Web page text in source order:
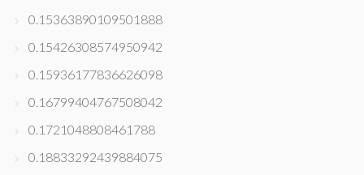
0.15363890109501888
0.15426308574950942
0.15936177836626098
0.16799404767508042
0.1721048808461788
0.18833292439884075